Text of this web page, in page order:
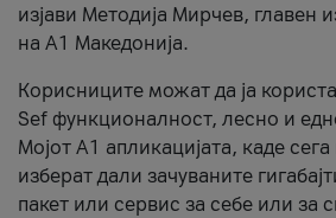
изјави Методија Мирчев, главен
на А1 Македонија.
Корисниците можат да ја
Sef функционалност, лесно и
Мојот А1 апликацијата, каде
изберат дали зачуваните
пакет или сервис за себе или за